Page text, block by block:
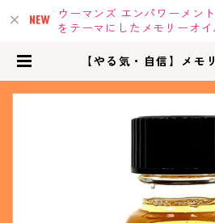
ウーマンズ エンパワーメン
をテーマにしたメモリーオイ
【やる気・自信】メモ